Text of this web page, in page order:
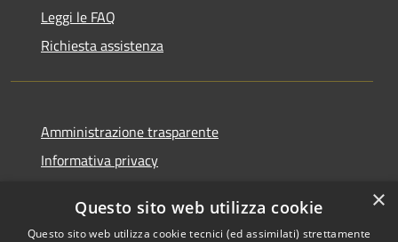
Leggi le FAQ
Richiesta assistenza
Amministrazione trasparente
Informativa privacy
Dichiarazione di accessibilità
×
Questo sito web utilizza cookie
Questo sito web utilizza cookie tecnici (ed assimilati) strettamente